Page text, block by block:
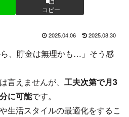
コピー
2025.04.06 2025.08.30
ら、貯金は無理かも…」そう感
言えませんが、 工夫次第で月3
に可能です。
生活スタイルの最適化をするこ